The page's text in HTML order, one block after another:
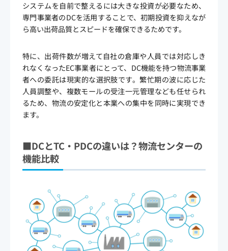
システムを自前で整えるには大きな投資が必要なため、
専門事業者のDCを活用することで、初期投資を抑えなが
ら高い出荷品質とスピードを確保できるためです。
特に、出荷件数が増えて自社の倉庫や人員では対応しき
れなくなったEC事業者にとって、DC機能を持つ物流事業
者への委託は現実的な選択肢です。繁忙期の波に応じた
人員調整や、複数モールの受注一元管理なども任せられ
るため、物流の安定化と本業への集中を同時に実現でき
ます。
■DCとTC・PDCの違いは？物流センターの
機能比較